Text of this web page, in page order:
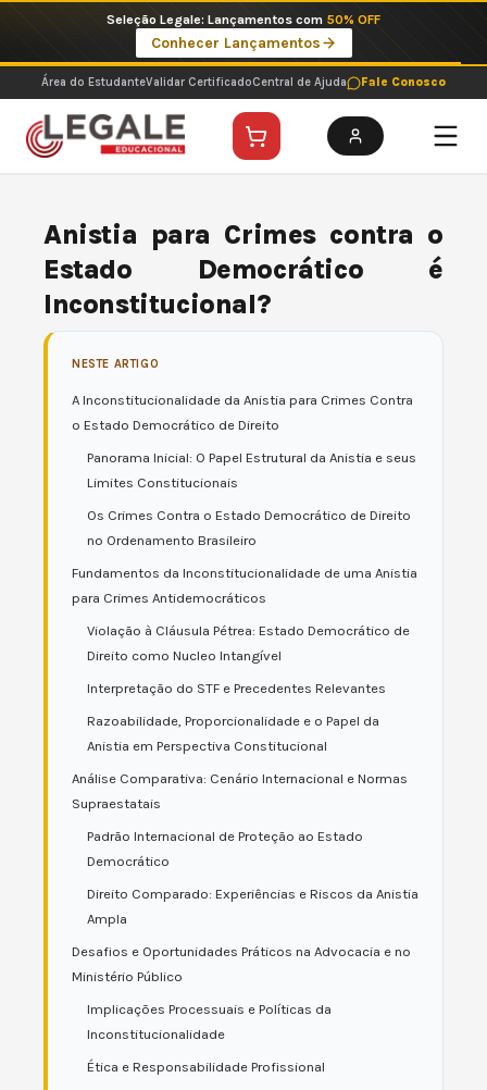
o
conteúdo
Imperdíveis no Pix: Pós Selecionadas a 199 reais no pix em parcela única
Ver ofertas
Área do EstudanteValidar CertificadoCentral de Ajuda Fale Conosco
Anistia para Crimes contra o
Estado Democrático é
Inconstitucional?
NESTE ARTIGO
A Inconstitucionalidade da Anistia para Crimes Contra
o Estado Democrático de Direito
Panorama Inicial: O Papel Estrutural da Anistia e seus
Limites Constitucionais
Os Crimes Contra o Estado Democrático de Direito
no Ordenamento Brasileiro
Fundamentos da Inconstitucionalidade de uma Anistia
para Crimes Antidemocráticos
Violação à Cláusula Pétrea: Estado Democrático de
Direito como Nucleo Intangível
Interpretação do STF e Precedentes Relevantes
Razoabilidade, Proporcionalidade e o Papel da
Anistia em Perspectiva Constitucional
Análise Comparativa: Cenário Internacional e Normas
Supraestatais
Padrão Internacional de Proteção ao Estado
Democrático
Direito Comparado: Experiências e Riscos da Anistia
Ampla
Desafios e Oportunidades Práticos na Advocacia e no
Ministério Público
Implicações Processuais e Políticas da
Inconstitucionalidade
Ética e Responsabilidade Profissional